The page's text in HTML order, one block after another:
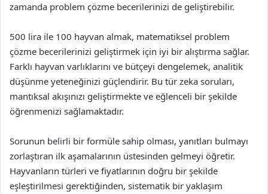
zamanda problem çözme becerilerinizi de geliştirebilir.
500 lira ile 100 hayvan almak, matematiksel problem
çözme becerilerinizi geliştirmek için iyi bir alıştırma sağlar.
Farklı hayvan varlıklarını ve bütçeyi dengelemek, analitik
düşünme yeteneğinizi güçlendirir. Bu tür zeka soruları,
mantıksal akışınızı geliştirmekte ve eğlenceli bir şekilde
öğrenmenizi sağlamaktadır.
Sorunun belirli bir formüle sahip olması, yanıtları bulmayı
zorlaştıran ilk aşamalarının üstesinden gelmeyi öğretir.
Hayvanların türleri ve fiyatlarının doğru bir şekilde
eşleştirilmesi gerektiğinden, sistematik bir yaklaşım